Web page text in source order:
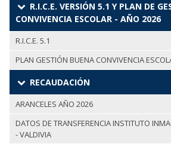
R.I.C.E. VERSIÓN 5.1 Y PLAN DE
CONVIVENCIA ESCOLAR - AÑO 2026
R.I.C.E. 5.1
PLAN GESTIÓN BUENA CONVIVENCIA
RECAUDACIÓN
ARANCELES AÑO 2026
DATOS DE TRANSFERENCIA INSTITUTO
- VALDIVIA